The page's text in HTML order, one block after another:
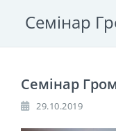
Семінар
Семінар
29.10.2019